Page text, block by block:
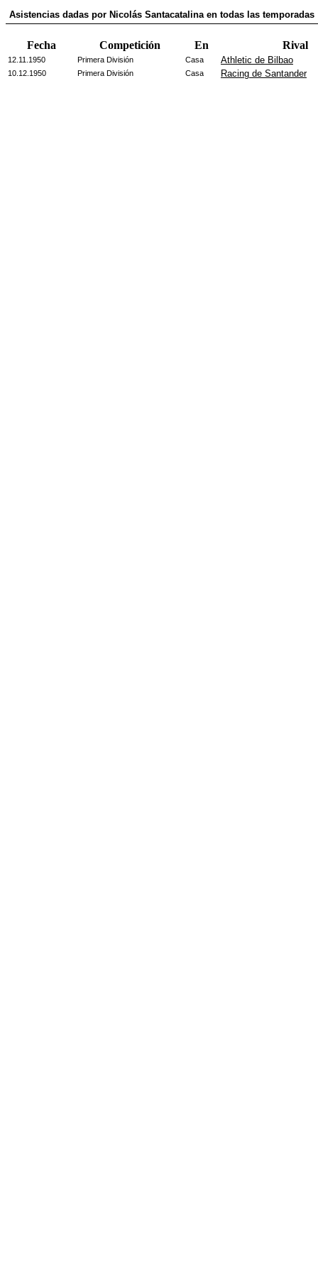
Asistencias dadas por Nicolás Santacatalina en todas las temporadas
Fecha Competición En Rival
12.11.1950 Primera División Casa Athletic de Bilbao
10.12.1950 Primera División Casa Racing de Santander